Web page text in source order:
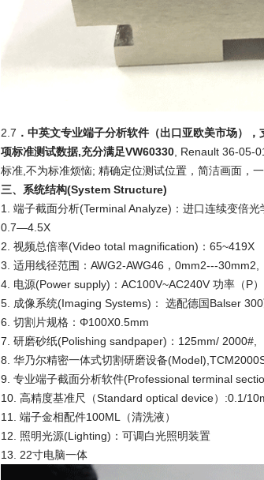
2.7 ．中英文专业端子分析软件（出口亚欧美市场）
项标准测试数据,充分满足VW60330 , Renault 36-05-
标准,不为标准烦恼; 精确定位测试位置，简洁画面，
三、系统结构(System Structure)
1. 端子截面分析(Terminal Analyze)：进口连续变倍
0.7—4.5X
2. 视频总倍率(Video total magnification)：65~419X
3. 适用线径范围：AWG2-AWG46，0mm2---30mm2,
4. 电源(Power supply)：AC100V~AC240V 功率（P
5. 成像系统(Imaging Systems)： 选配德国Balser
6. 切割片规格：Φ100X0.5mm
7. 研磨砂纸(Polishing sandpaper)：125mm/ 2000#,
8. 华乃尔精密一体式切割研磨设备(Model),TCM2000S
9. 专业端子截面分析软件(Professional terminal
10. 高精度基准尺（Standard optical device）:0.1/
11. 端子金相配件100ML（清洗液）
12. 照明光源(Lighting)：可调白光照明装置
13. 22寸电脑一体